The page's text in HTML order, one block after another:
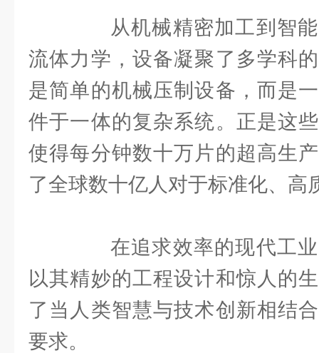
从机械精密加工到智能
流体力学，设备凝聚了多学科
是简单的机械压制设备，而是
件于一体的复杂系统。正是这
使得每分钟数十万片的超高生
了全球数十亿人对于标准化、高
在追求效率的现代工业
以其精妙的工程设计和惊人的
了当人类智慧与技术创新相结
要求。